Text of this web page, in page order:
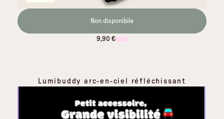
Non disponibile
9,90 €
Lumibuddy arc-en-ciel réfléchissant